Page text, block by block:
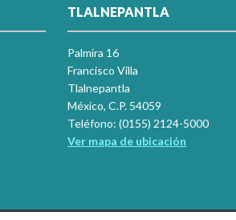
TLALNEPANTLA
Palmira 16
Francisco Villa
Tlalnepantla
México, C.P. 54059
Teléfono: (0155) 2124-5000
Ver mapa de ubicación